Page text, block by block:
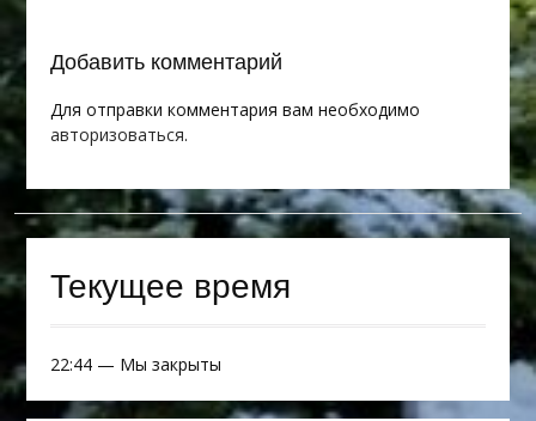
Добавить комментарий
Для отправки комментария вам необходимо
авторизоваться.
Текущее время
22:44— Мы закрыты